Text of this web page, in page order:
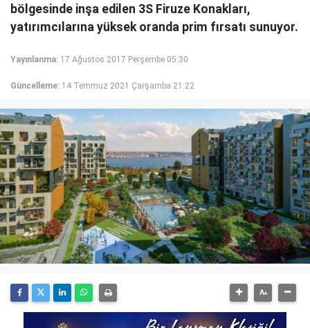
bölgesinde inşa edilen 3S Firuze Konakları,
yatırımcılarına yüksek oranda prim fırsatı sunuyor.
Yayınlanma: 17 Ağustos 2017 Perşembe 05:30
Güncelleme: 14 Temmuz 2021 Çarşamba 21:22